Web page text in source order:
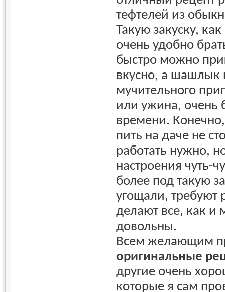
тефтелей из
Такую закуску,
очень удобно
быстро можно
вкусно, а шашлык
мучительного
или ужина, очень
времени.
пить на даче не
работать нужно,
настроения чуть-
более под такую
угощали, требуют
делают все, как и
довольны.
Всем желающим
оригинальные
другие очень
которые я сам